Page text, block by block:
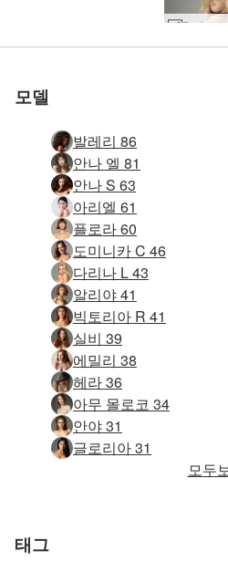
세계 1위 에
로
우리와
소냐 슈
소냐 슈
세계 1위 에
로
우리와
소냐 슈
디타
세계 1위 에
로
우리와
밀라
테티
세계 1위 에
로
우리와
밀라
디타
제나 미
세계 1위 에
로
우리와디타
세계 1위 에
로
우리와
모델
발레리 86
안나 엘 81
안나 S 63
아리엘 61
플로라 60
도미니카 C 46
다리나 L 43
알리야 41
빅토리아 R 41
실비 39
에밀리 38
헤라 36
아무 몰로코 34
안야 31
글로리아 31
모두
태그